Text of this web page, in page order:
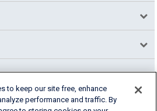
to keep our site free, enhance
performance and traffic. By